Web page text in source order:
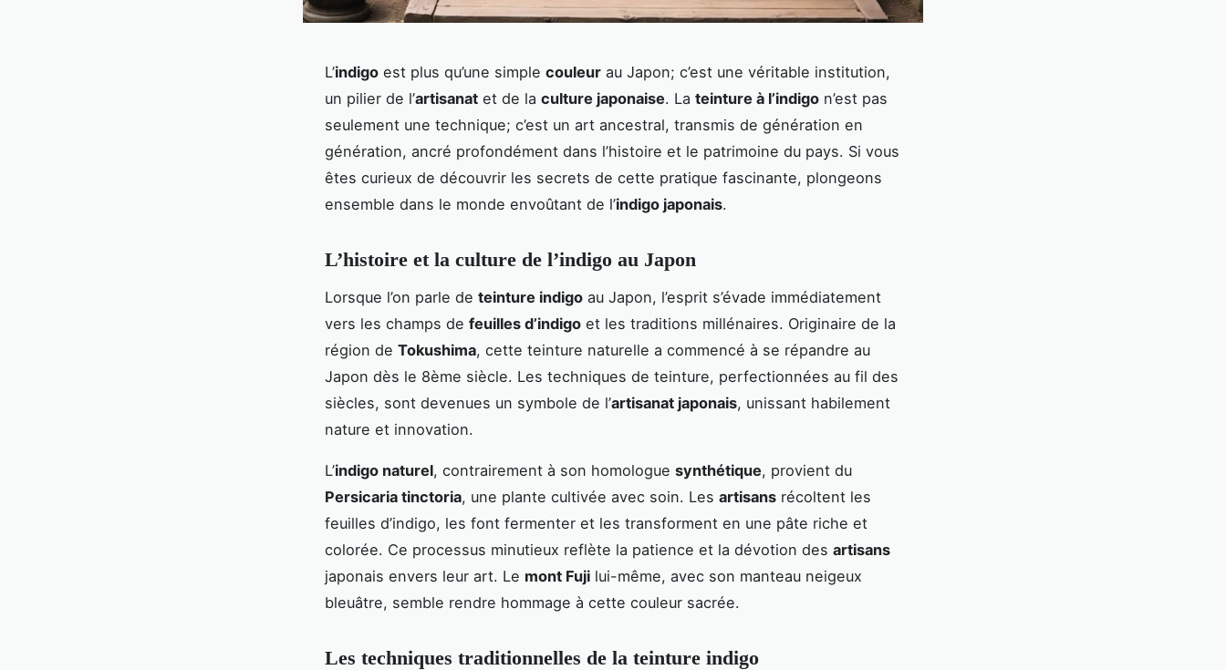
L’indigo est plus qu’une simple couleur au Japon; c’est une véritable institution,
un pilier de l’artisanat et de la culture japonaise. La teinture à l’indigo n’est pas
seulement une technique; c’est un art ancestral, transmis de génération en
génération, ancré profondément dans l’histoire et le patrimoine du pays. Si vous
êtes curieux de découvrir les secrets de cette pratique fascinante, plongeons
ensemble dans le monde envoûtant de l’indigo japonais.
L’histoire et la culture de l’indigo au Japon
Lorsque l’on parle de teinture indigo au Japon, l’esprit s’évade immédiatement
vers les champs de feuilles d’indigo et les traditions millénaires. Originaire de la
région de Tokushima, cette teinture naturelle a commencé à se répandre au
Japon dès le 8ème siècle. Les techniques de teinture, perfectionnées au fil des
siècles, sont devenues un symbole de l’artisanat japonais, unissant habilement
nature et innovation.
L’indigo naturel, contrairement à son homologue synthétique, provient du
Persicaria tinctoria, une plante cultivée avec soin. Les artisans récoltent les
feuilles d’indigo, les font fermenter et les transforment en une pâte riche et
colorée. Ce processus minutieux reflète la patience et la dévotion des artisans
japonais envers leur art. Le mont Fuji lui-même, avec son manteau neigeux
bleuâtre, semble rendre hommage à cette couleur sacrée.
Les techniques traditionnelles de la teinture indigo